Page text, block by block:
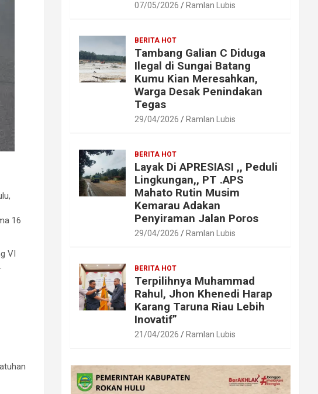
16
VI
07/05/2026 Ramlan Lubis
BERITA HOT
Tambang Galian C Diduga
Ilegal di Sungai Batang
Kumu Kian Meresahkan,
Warga Desak Penindakan
Tegas
29/04/2026 Ramlan Lubis
BERITA HOT
Layak Di APRESIASI ,, Peduli
Lingkungan,, PT .APS
Mahato Rutin Musim
Kemarau Adakan
Penyiraman Jalan Poros
29/04/2026 Ramlan Lubis
BERITA HOT
Terpilihnya Muhammad
Rahul, Jhon Khenedi Harap
Karang Taruna Riau Lebih
Inovatif”
21/04/2026 Ramlan Lubis